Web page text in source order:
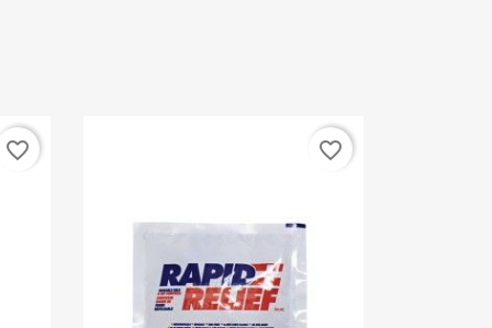
favorite_border favorite_border